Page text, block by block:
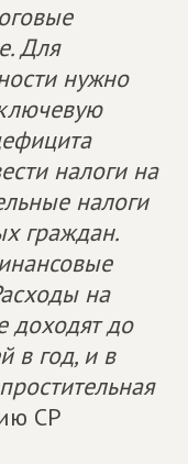
Для
нужно
налоги на
налоги
граждан.
на
доходят до
в год, и в
СР